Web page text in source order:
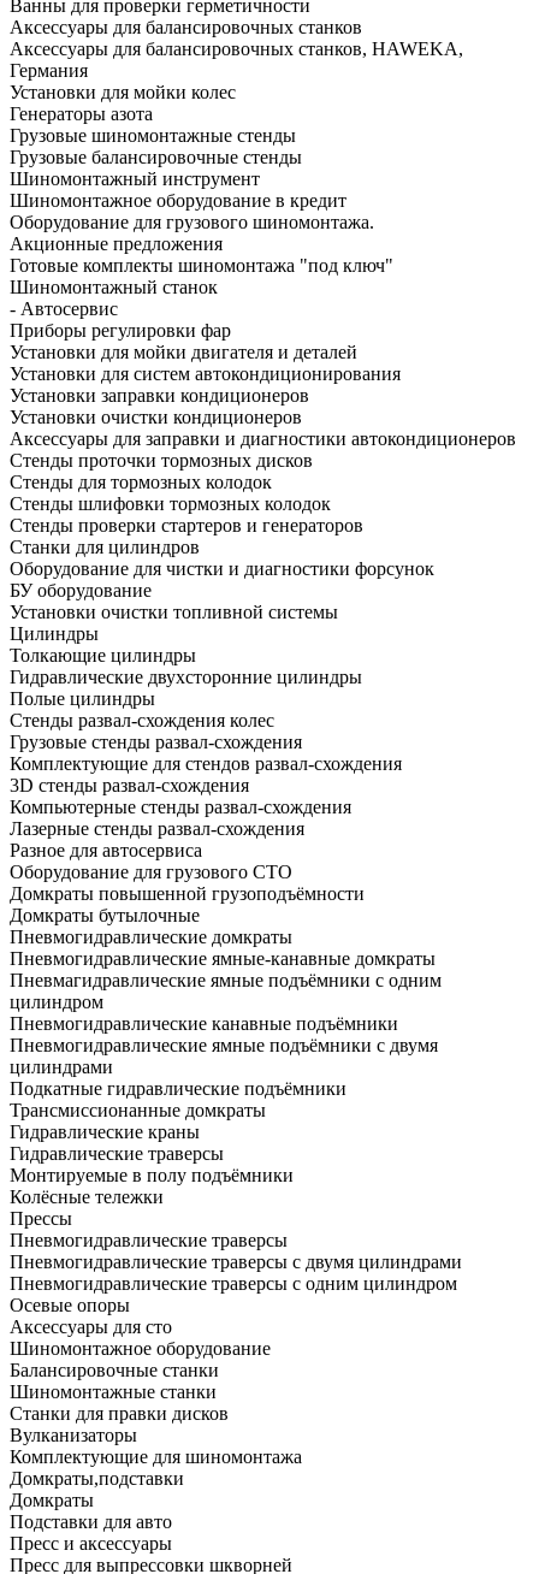
Ванны для проверки герметичности
Аксессуары для балансировочных станков
Аксессуары для балансировочных станков, HAWEKA,
Германия
Установки для мойки колес
Генераторы азота
Грузовые шиномонтажные стенды
Грузовые балансировочные стенды
Шиномонтажный инструмент
Шиномонтажное оборудование в кредит
Оборудование для грузового шиномонтажа.
Акционные предложения
Готовые комплекты шиномонтажа "под ключ"
Шиномонтажный станок
- Автосервис
Приборы регулировки фар
Установки для мойки двигателя и деталей
Установки для систем автокондиционирования
Установки заправки кондиционеров
Установки очистки кондиционеров
Аксессуары для заправки и диагностики автокондиционеров
Стенды проточки тормозных дисков
Стенды для тормозных колодок
Стенды шлифовки тормозных колодок
Стенды проверки стартеров и генераторов
Станки для цилиндров
Оборудование для чистки и диагностики форсунок
БУ оборудование
Установки очистки топливной системы
Цилиндры
Толкающие цилиндры
Гидравлические двухсторонние цилиндры
Полые цилиндры
Стенды развал-схождения колес
Грузовые стенды развал-схождения
Комплектующие для стендов развал-схождения
3D стенды развал-схождения
Компьютерные стенды развал-схождения
Лазерные стенды развал-схождения
Разное для автосервиса
Оборудование для грузового СТО
Домкраты повышенной грузоподъёмности
Домкраты бутылочные
Пневмогидравлические домкраты
Пневмогидравлические ямные-канавные домкраты
Пневмагидравлические ямные подъёмники с одним
цилиндром
Пневмогидравлические канавные подъёмники
Пневмогидравлические ямные подъёмники с двумя
цилиндрами
Подкатные гидравлические подъёмники
Трансмиссионанные домкраты
Гидравлические краны
Гидравлические траверсы
Монтируемые в полу подъёмники
Колёсные тележки
Прессы
Пневмогидравлические траверсы
Пневмогидравлические траверсы с двумя цилиндрами
Пневмогидравлические траверсы с одним цилиндром
Осевые опоры
Аксессуары для сто
Шиномонтажное оборудование
Балансировочные станки
Шиномонтажные станки
Станки для правки дисков
Вулканизаторы
Комплектующие для шиномонтажа
Домкраты,подставки
Домкраты
Подставки для авто
Пресс и аксессуары
Пресс для выпрессовки шкворней